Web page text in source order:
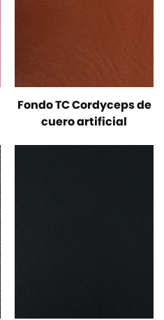
Fondo TC Cordyceps de
cuero artificial